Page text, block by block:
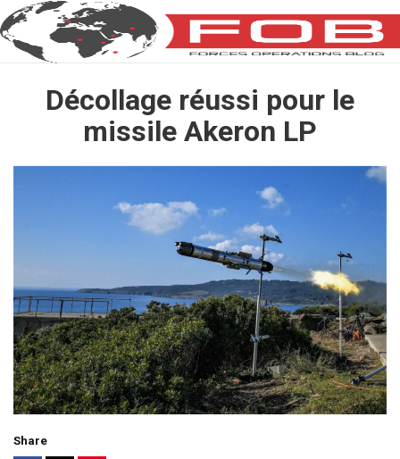
Décollage réussi pour le
missile Akeron LP
Share